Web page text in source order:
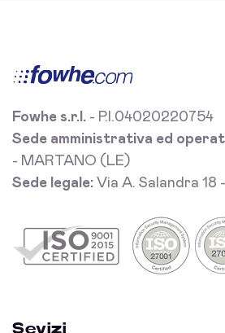
Fowhe s.r.l. - P.I.04020220754
Sede amministrativa ed
- MARTANO (LE)
Sede legale: Via A. Salandra 18
Sevizi